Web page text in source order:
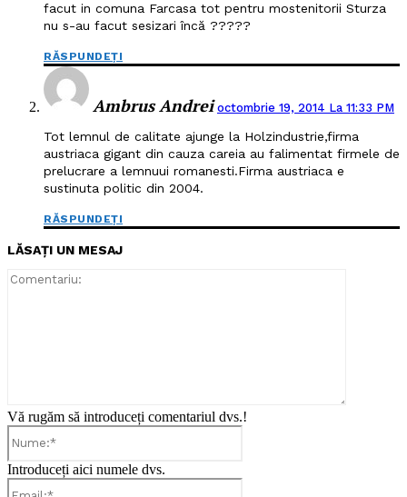
facut in comuna Farcasa tot pentru mostenitorii Sturza
nu s-au facut sesizari încă ?????
RĂSPUNDEȚI
Ambrus Andrei octombrie 19, 2014 La 11:33 PM
Tot lemnul de calitate ajunge la Holzindustrie,firma
austriaca gigant din cauza careia au falimentat firmele de
prelucrare a lemnuui romanesti.Firma austriaca e
sustinuta politic din 2004.
RĂSPUNDEȚI
LĂSAȚI UN MESAJ
Vă rugăm să introduceți comentariul dvs.!
Introduceți aici numele dvs.